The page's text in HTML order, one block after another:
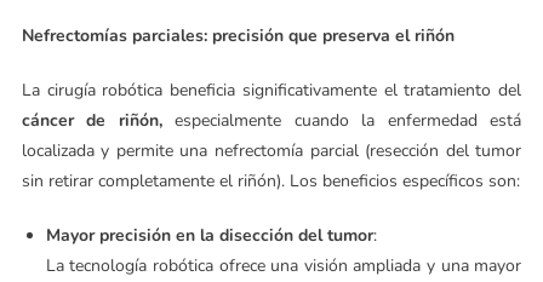
Nefrectomías parciales: precisión que preserva el riñón
La cirugía robótica beneficia significativamente el tratamiento del
cáncer de riñón,especialmente cuando la enfermedad está
localizada y permite una nefrectomía parcial (resección del tumor
sin retirar completamente el riñón). Los beneficios específicos son:
Mayor precisión en la disección del tumor:
La tecnología robótica ofrece una visión ampliada y una mayor